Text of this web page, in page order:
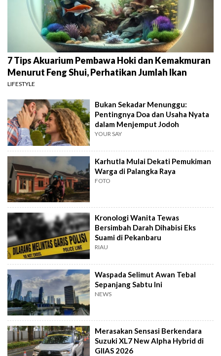
7 Tips Akuarium Pembawa Hoki dan Kemakmuran
Menurut Feng Shui, Perhatikan Jumlah Ikan
LIFESTYLE
Bukan Sekadar Menunggu:
Pentingnya Doa dan Usaha Nyata
dalam Menjemput Jodoh
YOUR SAY
Karhutla Mulai Dekati Pemukiman
Warga di Palangka Raya
FOTO
Kronologi Wanita Tewas
Bersimbah Darah Dihabisi Eks
Suami di Pekanbaru
RIAU
Waspada Selimut Awan Tebal
Sepanjang Sabtu Ini
NEWS
Merasakan Sensasi Berkendara
Suzuki XL7 New Alpha Hybrid di
GIIAS 2026